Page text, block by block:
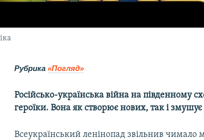
Рубрика«Погляд»
Російсько-українська війна на південному
героїки. Вона як створює нових, так і
Всеукраїнський ленінопад звільнив чимало